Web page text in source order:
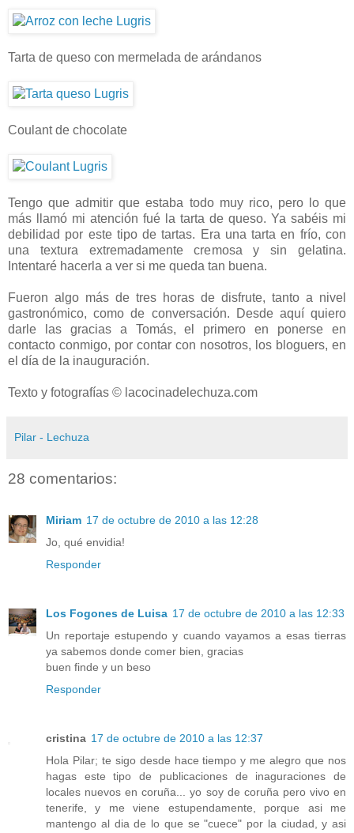
Tarta de queso con mermelada de arándanos
Coulant de chocolate
Tengo que admitir que estaba todo muy rico, pero lo que
más llamó mi atención fué la tarta de queso. Ya sabéis mi
debilidad por este tipo de tartas. Era una tarta en frío, con
una textura extremadamente cremosa y sin gelatina.
Intentaré hacerla a ver si me queda tan buena.
Fueron algo más de tres horas de disfrute, tanto a nivel
gastronómico, como de conversación. Desde aquí quiero
darle las gracias a Tomás, el primero en ponerse en
contacto conmigo, por contar con nosotros, los bloguers, en
el día de la inauguración.
Texto y fotografías © lacocinadelechuza.com
Pilar - Lechuza
28 comentarios:
Miriam 17 de octubre de 2010 a las 12:28
Jo, qué envidia!
Responder
Los Fogones de Luisa 17 de octubre de 2010 a las 12:33
Un reportaje estupendo y cuando vayamos a esas tierras
ya sabemos donde comer bien, gracias
buen finde y un beso
Responder
cristina 17 de octubre de 2010 a las 12:37
Hola Pilar; te sigo desde hace tiempo y me alegro que nos
hagas este tipo de publicaciones de inaguraciones de
locales nuevos en coruña... yo soy de coruña pero vivo en
tenerife, y me viene estupendamente, porque asi me
mantengo al dia de lo que se "cuece" por la ciudad, y asi